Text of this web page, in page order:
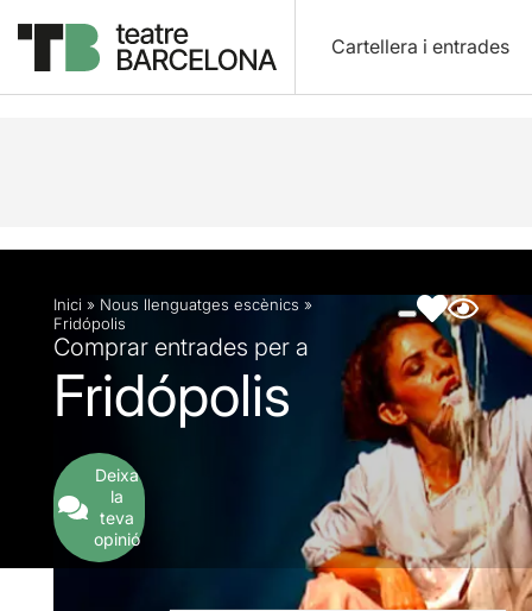
Cartellera i entrades
Descripció Fitxa artística Fotos i vídeos
Inici » Nous llenguatges escènics »
Fridópolis
Comprar entrades per a
Fridópolis
Deixa
la
teva
opinió